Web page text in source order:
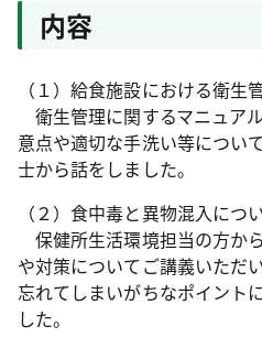
内容
（１）給食施設における衛生
衛生管理に関するマニュア
意点や適切な手洗い等につい
士から話をしました。
（２）食中毒と異物混入につ
保健所生活環境担当の方か
や対策についてご講義いただ
忘れてしまいがちなポイント
した。